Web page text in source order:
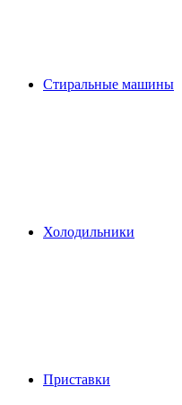
Стиральные машины
Холодильники
Приставки